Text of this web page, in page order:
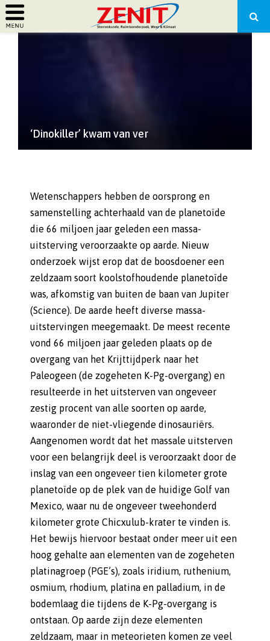
PRIMARY
‘Dinokiller’ kwam van ver
Wetenschappers hebben de oorsprong en
samenstelling achterhaald van de planetoïde
die 66 miljoen jaar geleden een massa-
uitsterving veroorzaakte op aarde. Nieuw
onderzoek wijst erop dat de boosdoener een
zeldzaam soort koolstofhoudende planetoïde
was, afkomstig van buiten de baan van Jupiter
(Science). De aarde heeft diverse massa-
uitstervingen meegemaakt. De meest recente
vond 66 miljoen jaar geleden plaats op de
overgang van het Krijttijdperk naar het
Paleogeen (de zogeheten K-Pg-overgang) en
resulteerde in het uitsterven van ongeveer
zestig procent van alle soorten op aarde,
waaronder de niet-vliegende dinosauriërs.
Aangenomen wordt dat het massale uitsterven
voor een belangrijk deel is veroorzaakt door de
inslag van een ongeveer tien kilometer grote
planetoïde op de plek van de huidige Golf van
Mexico, waar nu de ongeveer tweehonderd
kilometer grote Chicxulub-krater te vinden is.
Het bewijs hiervoor bestaat onder meer uit een
hoog gehalte aan elementen van de zogeheten
platinagroep (PGE’s), zoals iridium, ruthenium,
osmium, rhodium, platina en palladium, in de
bodemlaag die tijdens de K-Pg-overgang is
ontstaan. Op aarde zijn deze elementen
zeldzaam, maar in meteorieten komen ze veel